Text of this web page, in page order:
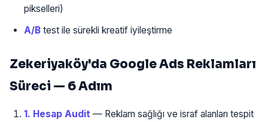
pikselleri)
A/B test ile sürekli kreatif iyileştirme
Zekeriyaköy'da Google Ads Reklamları
Süreci — 6 Adım
1. Hesap Audit — Reklam sağlığı ve israf alanları tespit